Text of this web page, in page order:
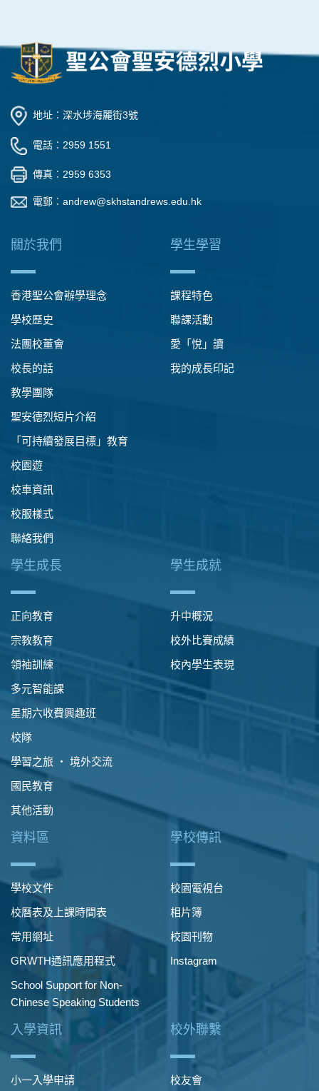
地址︰深水埗海麗街3號
電話︰2959 1551
傳真︰2959 6353
電郵︰ andrew@skhstandrews.edu.hk
關於我們
香港聖公會辦學理念
學校歷史
法團校董會
校長的話
教學團隊
聖安德烈短片介紹
「可持續發展目標」教育
校園遊
校車資訊
校服樣式
聯絡我們
學生學習
課程特色
聯課活動
愛「悅」讀
我的成長印記
學生成長
正向教育
宗教教育
領袖訓練
多元智能課
星期六收費興趣班
校隊
學習之旅 ‧ 境外交流
國民教育
其他活動
學生成就
升中概況
校外比賽成績
校內學生表現
資料區
學校文件
校曆表及上課時間表
常用網址
GRWTH通訊應用程式
School Support for Non-
Chinese Speaking Students
學校傳訊
校園電視台
相片簿
校園刊物
Instagram
入學資訊
小一入學申請
校外聯繫
校友會